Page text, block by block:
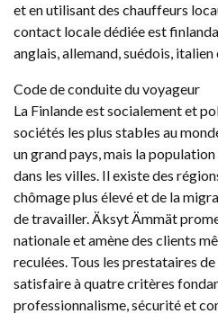
et en utilisant des chauffeurs
contact locale dédiée est
anglais, allemand, suédois, italien
Code de conduite du voyageur
La Finlande est socialement et
sociétés les plus stables au
un grand pays, mais la
dans les villes. Il existe des
chômage plus élevé et de la
de travailler. Äksyt Ämmät
nationale et amène des clients
reculées. Tous les prestataires
satisfaire à quatre critères
professionnalisme, sécurité et